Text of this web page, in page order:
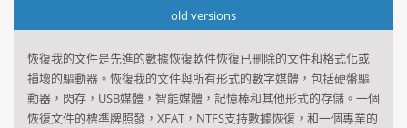
old versions
恢復我的文件是先進的數據恢復軟件恢復已刪除的文件和格式化或
損壞的驅動器 ​​。 恢復我的文件與所有形式的數字媒體 ， 包括硬盤驅
動器 ， 閃存 ， USB媒體 ，智能媒體 ， 記憶棒和其他形式的存儲 。 一個
恢復文件的標準牌照發 ， XFAT ， NTFS支持數據恢復 ， 和一個專業的